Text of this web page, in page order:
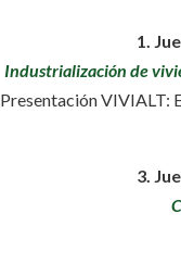
1.
Industrialización de
Presentación VIVIALT:
3.